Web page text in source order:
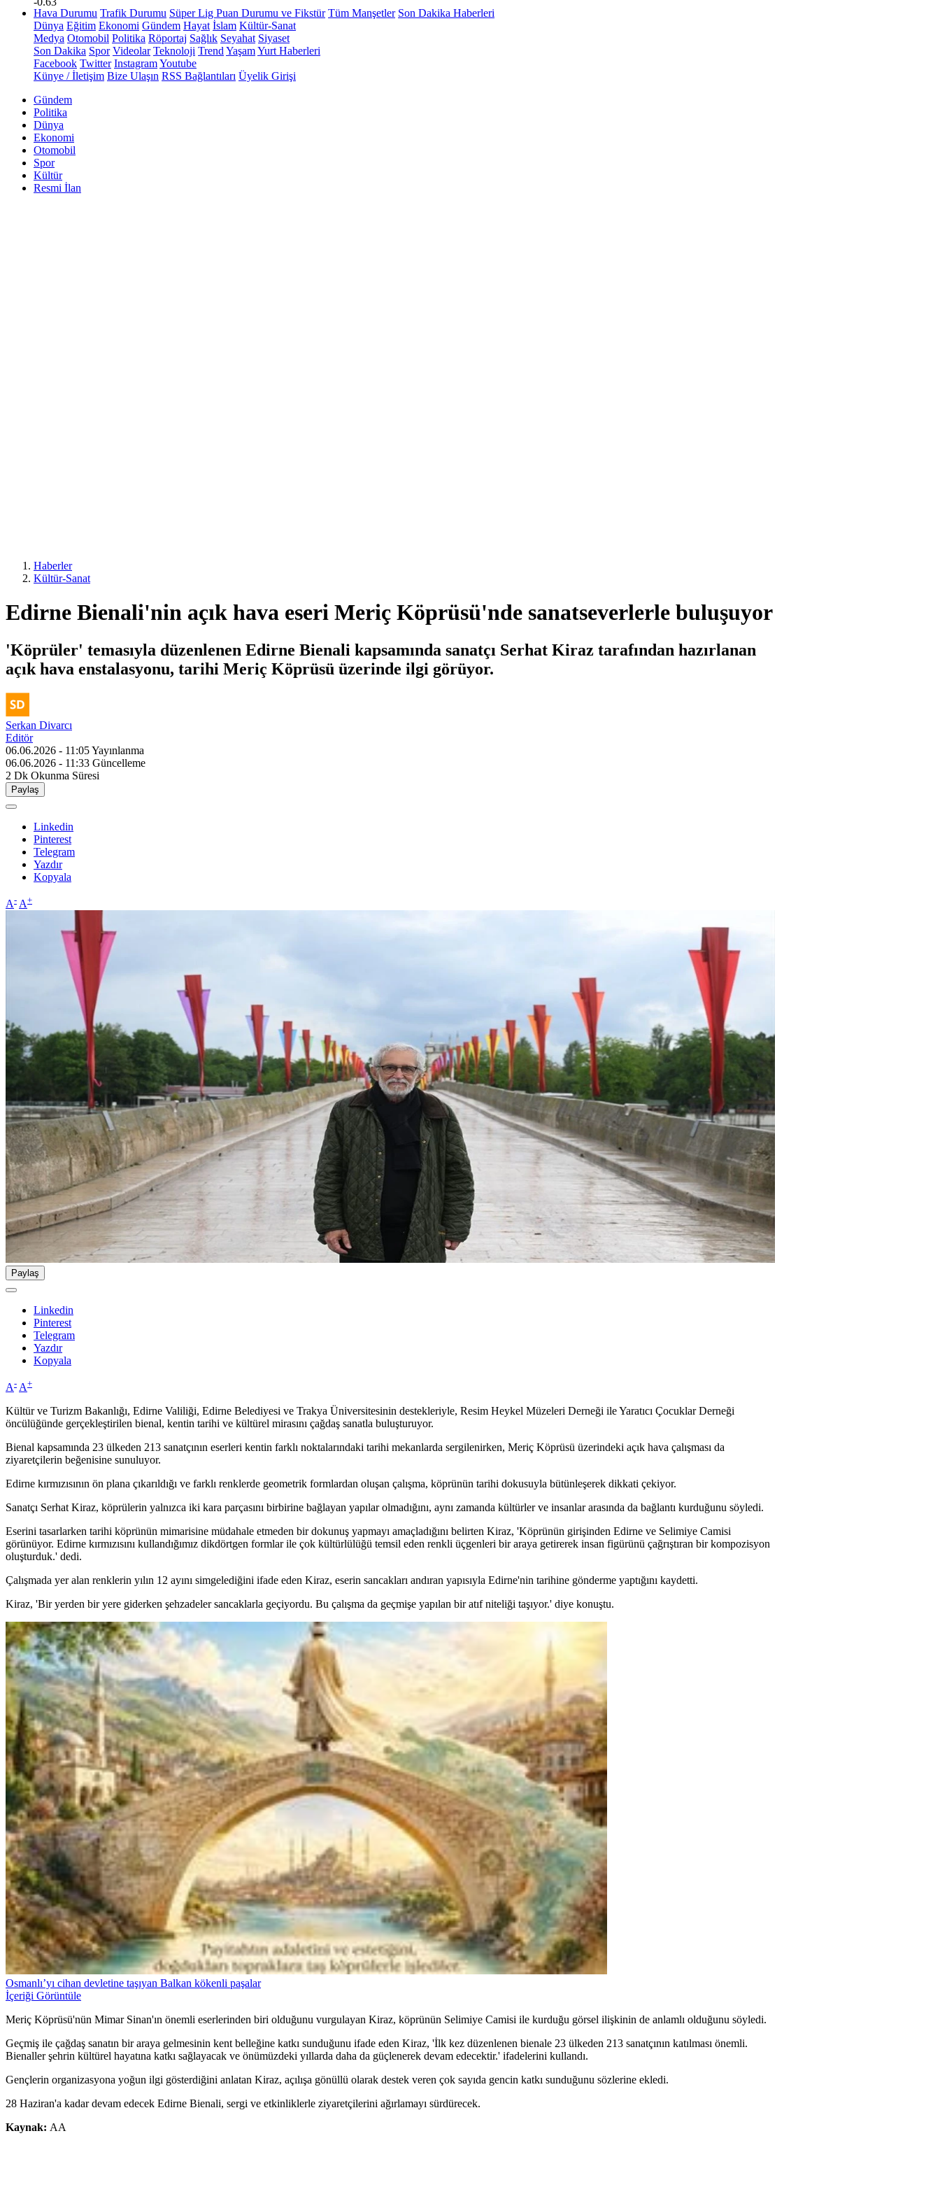
Hava Durumu Trafik Durumu Süper Lig Puan Durumu ve Fikstür Tüm Manşetler Son Dakika Haberleri
Dünya Eğitim Ekonomi Gündem Hayat İslam Kültür-Sanat
Medya Otomobil Politika Röportaj Sağlık Seyahat Siyaset
Son Dakika Spor Videolar Teknoloji Trend YaşamYurt Haberleri
Facebook Twitter InstagramYoutube
Künye / İletişim Bize Ulaşın RSS Bağlantıları Üyelik Girişi
Gündem
Politika
Dünya
Ekonomi
Otomobil
Spor
Kültür
Resmi İlan
Haberler
Kültür-Sanat
Edirne Bienali'nin açık hava eseri Meriç Köprüsü'nde sanatseverlerle buluşuyor
'Köprüler' temasıyla düzenlenen Edirne Bienali kapsamında sanatçı Serhat Kiraz tarafından hazırlanan
açık hava enstalasyonu, tarihi Meriç Köprüsü üzerinde ilgi görüyor.
Serkan Divarcı
Editör
06.06.2026 - 11:05Yayınlanma
06.06.2026 - 11:33 Güncelleme
2 Dk Okunma Süresi
Paylaş
Linkedin
Pinterest
Telegram
Yazdır
Kopyala
A- A+
Paylaş
Linkedin
Pinterest
Telegram
Yazdır
Kopyala
A- A+
Kültür ve Turizm Bakanlığı, Edirne Valiliği, Edirne Belediyesi ve Trakya Üniversitesinin destekleriyle, Resim Heykel Müzeleri Derneği ile Yaratıcı Çocuklar Derneği
öncülüğünde gerçekleştirilen bienal, kentin tarihi ve kültürel mirasını çağdaş sanatla buluşturuyor.
Bienal kapsamında 23 ülkeden 213 sanatçının eserleri kentin farklı noktalarındaki tarihi mekanlarda sergilenirken, Meriç Köprüsü üzerindeki açık hava çalışması da
ziyaretçilerin beğenisine sunuluyor.
Edirne kırmızısının ön plana çıkarıldığı ve farklı renklerde geometrik formlardan oluşan çalışma, köprünün tarihi dokusuyla bütünleşerek dikkati çekiyor.
Sanatçı Serhat Kiraz, köprülerin yalnızca iki kara parçasını birbirine bağlayan yapılar olmadığını, aynı zamanda kültürler ve insanlar arasında da bağlantı kurduğunu söyledi.
Eserini tasarlarken tarihi köprünün mimarisine müdahale etmeden bir dokunuş yapmayı amaçladığını belirten Kiraz, 'Köprünün girişinden Edirne ve Selimiye Camisi
görünüyor. Edirne kırmızısını kullandığımız dikdörtgen formlar ile çok kültürlülüğü temsil eden renkli üçgenleri bir araya getirerek insan figürünü çağrıştıran bir kompozisyon
oluşturduk.' dedi.
Çalışmada yer alan renklerin yılın 12 ayını simgelediğini ifade eden Kiraz, eserin sancakları andıran yapısıyla Edirne'nin tarihine gönderme yaptığını kaydetti.
Kiraz, 'Bir yerden bir yere giderken şehzadeler sancaklarla geçiyordu. Bu çalışma da geçmişe yapılan bir atıf niteliği taşıyor.' diye konuştu.
Osmanlı’yı cihan devletine taşıyan Balkan kökenli paşalar
İçeriği Görüntüle
Meriç Köprüsü'nün Mimar Sinan'ın önemli eserlerinden biri olduğunu vurgulayan Kiraz, köprünün Selimiye Camisi ile kurduğu görsel ilişkinin de anlamlı olduğunu söyledi.
Geçmiş ile çağdaş sanatın bir araya gelmesinin kent belleğine katkı sunduğunu ifade eden Kiraz, 'İlk kez düzenlenen bienale 23 ülkeden 213 sanatçının katılması önemli.
Bienaller şehrin kültürel hayatına katkı sağlayacak ve önümüzdeki yıllarda daha da güçlenerek devam edecektir.' ifadelerini kullandı.
Gençlerin organizasyona yoğun ilgi gösterdiğini anlatan Kiraz, açılışa gönüllü olarak destek veren çok sayıda gencin katkı sunduğunu sözlerine ekledi.
28 Haziran'a kadar devam edecek Edirne Bienali, sergi ve etkinliklerle ziyaretçilerini ağırlamayı sürdürecek.
Kaynak: AA